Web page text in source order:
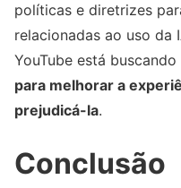
políticas e diretrizes
relacionadas ao uso da
YouTube está buscando
para melhorar a
prejudicá-la.
Conclusão